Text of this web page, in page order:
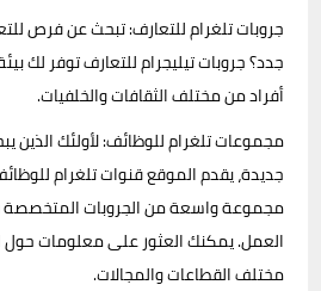
جروبات تلغرام للتعارف: تبحث عن فرص
جدد؟ جروبات تيليجرام للتعارف توفر لك
أفراد من مختلف الثقافات والخلفيات.
مجموعات تلغرام للوظائف: لأولئك
جديدة، يقدم الموقع قنوات تلغرام
مجموعة واسعة من الجروبات
العمل. يمكنك العثور على معلومات
مختلف القطاعات والمجالات.